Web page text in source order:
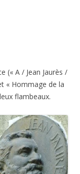
(« A / Jean Jaurès /
« Hommage de la
flambeaux.